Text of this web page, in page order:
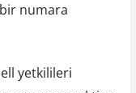
numara
yetkilileri